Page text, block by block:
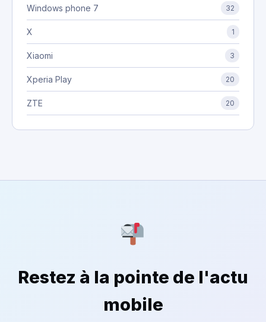
Windows phone 7 32
X 1
Xiaomi 3
Xperia Play 20
ZTE 20
Restez à la pointe de l'actu
mobile